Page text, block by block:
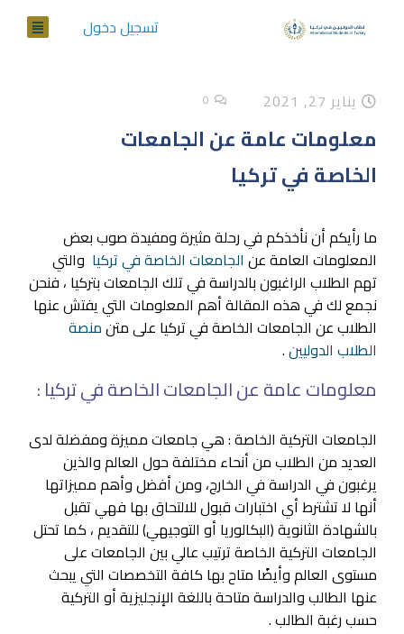
تسجيل دخول
يناير 27, 2021 0
معلومات عامة عن الجامعات
الخاصة في تركيا
ما رأيكم أن نأخذكم في رحلة مثيرة ومفيدة صوب بعض
المعلومات العامة عن الجامعات الخاصة في تركيا والتي
تهم الطلاب الراغبون بالدراسة في تلك الجامعات بتركيا ، فنحن
نجمع لك في هذه المقالة أهم المعلومات التي يفتش عنها
الطلاب عن الجامعات الخاصة في تركيا على متنمنصة
الطلاب الدوليين.
معلومات عامة عن الجامعات الخاصة في تركيا :
الجامعات التركية الخاصة : هي جامعات مميزة ومفضلة لدى
العديد من الطلاب من أنحاء مختلفة حول العالم والذين
يرغبون في الدراسة في الخارج، ومن أفضل وأهم مميزاتها
أنها لا تشترط أي اختبارات قبول للالتحاق بها فهي تقبل
بالشهادة الثانوية (البكالوريا أو التوجيهي) للتقديم ، كما تحتل
الجامعات التركية الخاصة ترتيب عالي بين الجامعات على
مستوى العالم وأيضًا متاح بها كافة التخصصات التي يبحث
عنها الطالب والدراسة متاحة باللغة الإنجليزية أو التركية
حسب رغبة الطالب .